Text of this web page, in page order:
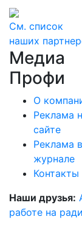
См. список
наших
Медиа
Профи
О
Реклама
сайте
Реклама в
журнале
Контакты
Наши друзья:
работе на